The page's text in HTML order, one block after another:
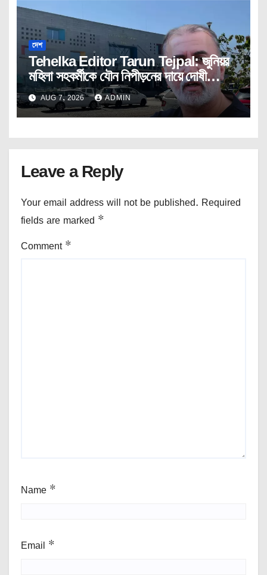
দেশ
Tehelka Editor Tarun Tejpal: জুনিয়র
মহিলা সহকর্মীকে যৌন নিপীড়নের দায়ে দোষী
সাব্যস্ত তেহেলকার সম্পাদক।
AUG 7, 2026 ADMIN
Leave a Reply
Your email address will not be published. Required
fields are marked *
Comment *
Name *
Email *